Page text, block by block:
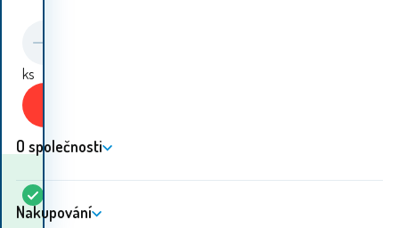
ks
Kdy dostanu
O společnosti
Nakupování